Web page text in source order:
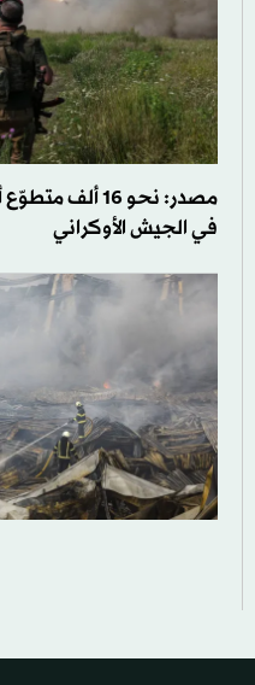
مصدر: نحو 16
في الجيش الأوكراني